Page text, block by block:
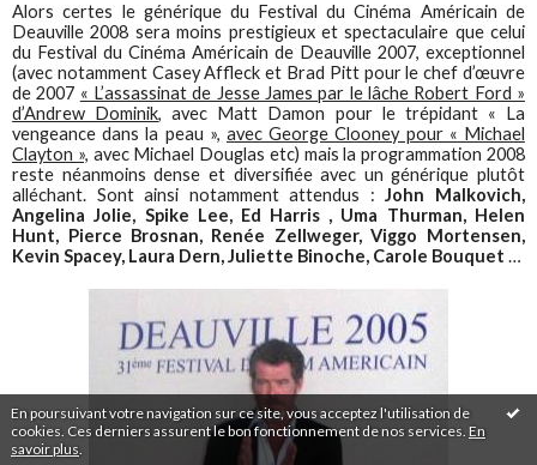
En poursuivant votre navigation sur ce site, vous acceptez l'utilisation de
cookies. Ces derniers assurent le bon fonctionnement de nos services. En
savoir plus
Alors certes le générique du Festival du Cinéma Américain de
Deauville 2008 sera moins prestigieux et spectaculaire que celui
du Festival du Cinéma Américain de Deauville 2007, exceptionnel
(avec notamment Casey Affleck et Brad Pitt pour le chef d’œuvre
de 2007 « L’assassinat de Jesse James par le lâche Robert Ford »
d’Andrew Dominik, avec Matt Damon pour le trépidant « La
vengeance dans la peau », avec George Clooney pour « Michael
Clayton », avec Michael Douglas etc) mais la programmation 2008
reste néanmoins dense et diversifiée avec un générique plutôt
alléchant. Sont ainsi notamment attendus :John Malkovich,
Angelina Jolie, Spike Lee, Ed Harris , Uma Thurman, Helen
Hunt, Pierce Brosnan, Renée Zellweger, Viggo Mortensen,
Kevin Spacey, Laura Dern, Juliette Binoche, Carole Bouquet …